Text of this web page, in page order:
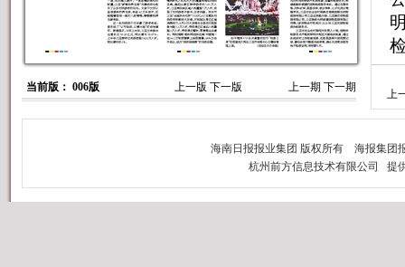
当前版： 006版 上一版 下一版 上一期 下一期
上